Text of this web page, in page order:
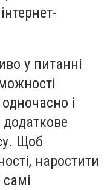
у питанні
і
додаткове
Щоб
наростити